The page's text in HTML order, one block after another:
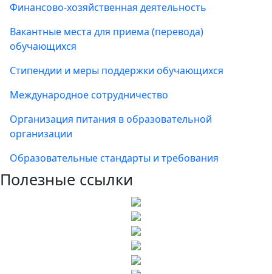
Финансово-хозяйственная деятельность
Вакантные места для приема (перевода)
обучающихся
Стипендии и меры поддержки обучающихся
Международное сотрудничество
Организация питания в образовательной
организации
Образовательные стандарты и требования
Полезные ссылки